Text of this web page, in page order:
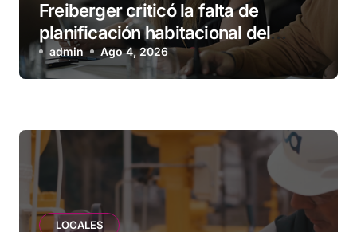
Freiberger criticó la falta de
planificación habitacional del
Municipio: “Vuoto deja afuera a
vecinos que llevan más de 20 años
admin Ago 4, 2026
LOCALES